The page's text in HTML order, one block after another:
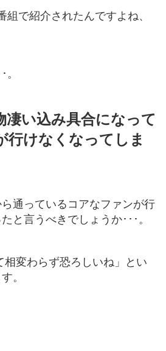
組で紹介されたんですよね、
凄い込み具合になって
行けなくなってしま
通っているコアなファンが行
と言うべきでしょうか･･･。
相変わらず恐ろしいね」とい
。